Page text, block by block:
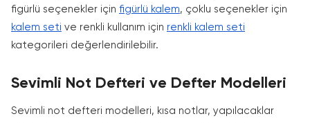
figürlü seçenekler için figürlü kalem, çoklu seçenekler için
kalem seti ve renkli kullanım için renkli kalem seti
kategorileri değerlendirilebilir.
Sevimli Not Defteri ve Defter Modelleri
Sevimli not defteri modelleri, kısa notlar, yapılacaklar